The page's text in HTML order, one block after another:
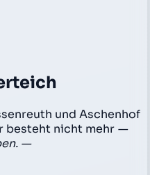
und Aschenhof
besteht nicht mehr —
—